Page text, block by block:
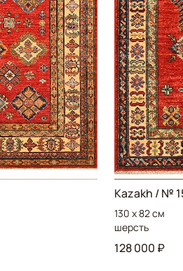
Kazakh / №
130 x 82 см
шерсть
128 000 ₽